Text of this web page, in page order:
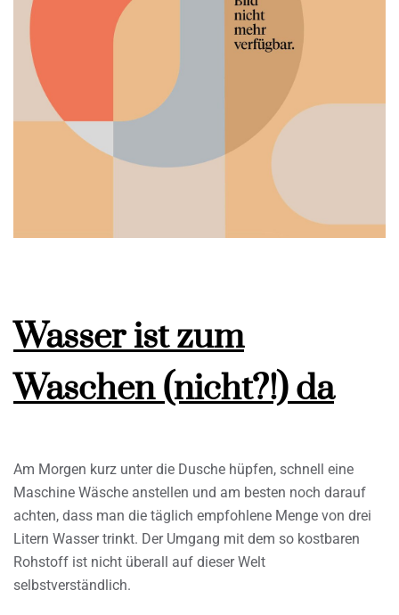
Wasser ist zum
Waschen (nicht?!) da
Am Morgen kurz unter die Dusche hüpfen, schnell eine
Maschine Wäsche anstellen und am besten noch darauf
achten, dass man die täglich empfohlene Menge von drei
Litern Wasser trinkt. Der Umgang mit dem so kostbaren
Rohstoff ist nicht überall auf dieser Welt
selbstverständlich.